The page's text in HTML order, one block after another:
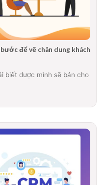
để vẽ chân dung khách
biết được mình sẽ bán cho